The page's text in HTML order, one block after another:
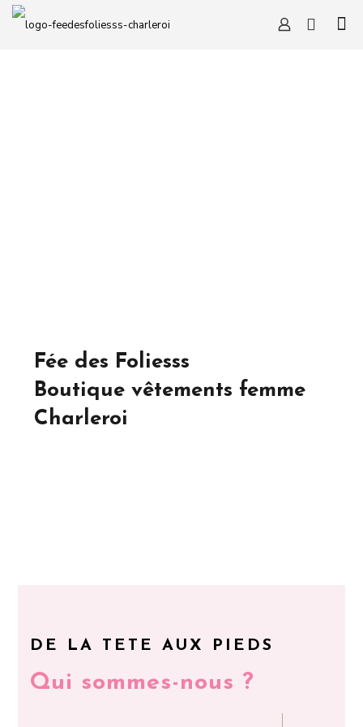
Fée des Foliesss
Boutique vêtements femme
Charleroi
DE LA TETE AUX PIEDS
Qui sommes-nous ?